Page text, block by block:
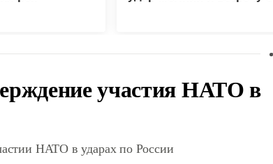
участия НАТО в
НАТО в ударах по России